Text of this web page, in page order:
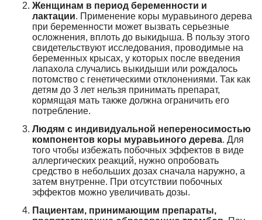
Женщинам в период беременности и
лактации. Применение коры муравьиного дерева
при беременности может вызвать серьезные
осложнения, вплоть до выкидыша. В пользу этого
свидетельствуют исследования, проводимые на
беременных крысах, у которых после введения
лапахола случались выкидыши или рождалось
потомство с генетическими отклонениями. Так как
детям до 3 лет нельзя принимать препарат,
кормящая мать также должна ограничить его
потребление.
Людям с индивидуальной непереносимостью
компонентов коры муравьиного дерева. Для
того чтобы избежать побочных эффектов в виде
аллергических реакций, нужно опробовать
средство в небольших дозах сначала наружно, а
затем внутренне. При отсутствии побочных
эффектов можно увеличивать дозы.
Пациентам, принимающим препараты,